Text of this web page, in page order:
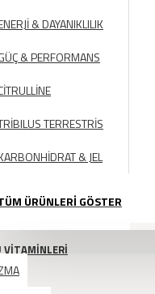
& DAYANIKLILIK
& PERFORMANS
TERRESTRİS
& JEL
ÜRÜNLERİ GÖSTER
VİTAMİNLERİ
HOODİE